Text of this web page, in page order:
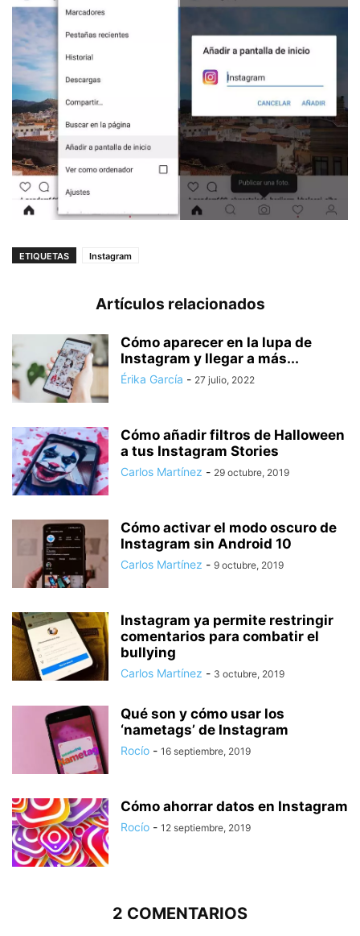
ETIQUETAS Instagram
Artículos relacionados
Cómo aparecer en la lupa de
Instagram y llegar a más...
Érika García - 27 julio, 2022
Cómo añadir filtros de Halloween
a tus Instagram Stories
Carlos Martínez - 29 octubre, 2019
Cómo activar el modo oscuro de
Instagram sin Android 10
Carlos Martínez - 9 octubre, 2019
Instagram ya permite restringir
comentarios para combatir el
bullying
Carlos Martínez - 3 octubre, 2019
Qué son y cómo usar los
‘nametags’ de Instagram
Rocío - 16 septiembre, 2019
Cómo ahorrar datos en Instagram
Rocío - 12 septiembre, 2019
2 COMENTARIOS